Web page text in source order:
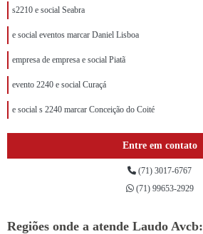
s2210 e social Seabra
e social eventos marcar Daniel Lisboa
empresa de empresa e social Piatã
evento 2240 e social Curaçá
e social s 2240 marcar Conceição do Coité
Entre em contato
(71) 3017-6767
(71) 99653-2929
Regiões onde a atende Laudo Avcb: